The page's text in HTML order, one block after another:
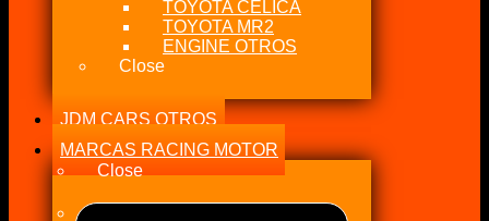
TOYOTA CELICA
TOYOTA MR2
ENGINE OTROS
Close
JDM CARS OTROS
MARCAS RACING MOTOR
Close